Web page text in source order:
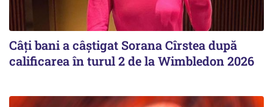
Câți bani a câștigat Sorana Cîrstea după
calificarea în turul 2 de la Wimbledon 2026